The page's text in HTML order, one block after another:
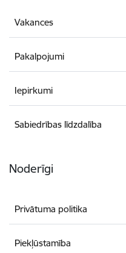
Vakances
Pakalpojumi
Iepirkumi
Sabiedrības līdzdalība
Noderīgi
Privātuma politika
Piekļūstamība